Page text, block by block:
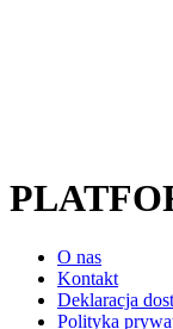
O nas
Kontakt
Deklaracja
Polityka